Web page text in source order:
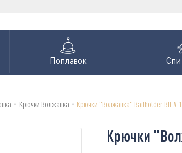
Поплавок
- Крючки Волжанка - Крючки "Волжанка" Baitholder-BH #
Крючки